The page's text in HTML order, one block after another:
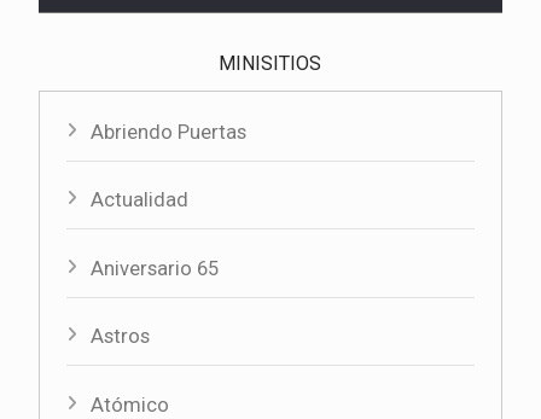
MINISITIOS
Abriendo Puertas
Actualidad
Aniversario 65
Astros
Atómico